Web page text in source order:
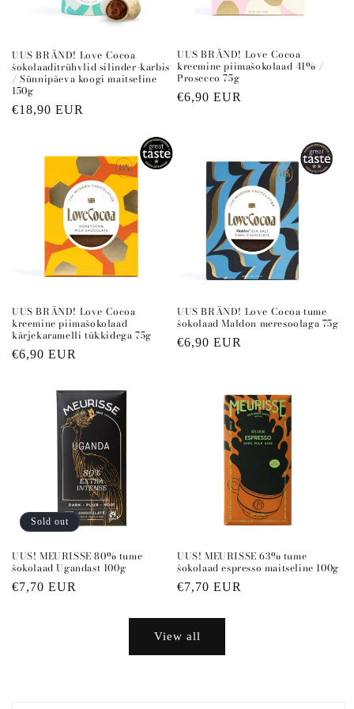
UUS BRÄND! Love Cocoa
šokolaaditrühvlid silinder-karbis
/ Sünnipäeva koogi maitseline
150g
Regular
€18,90 EUR
UUS BRÄND! Love Cocoa
kreemine piimašokolaad 41% /
Prosecco 75g
Regular
€6,90 EUR
UUS BRÄND! Love Cocoa
kreemine piimašokolaad
kärjekaramelli tükkidega 75g
Regular
€6,90 EUR
UUS BRÄND! Love Cocoa tume
šokolaad Maldon meresoolaga 75g
Regular
€6,90 EUR
Sold out
UUS! MEURISSE 80% tume
šokolaad Ugandast 100g
Regular
€7,70 EUR
UUS! MEURISSE 63% tume
šokolaad espresso maitseline 100g
Regular
€7,70 EUR
View all